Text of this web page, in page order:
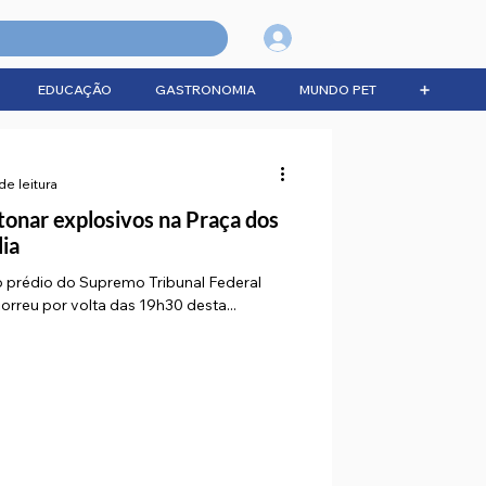
EDUCAÇÃO GASTRONOMIA MUNDO PET ➕
explosivos na Praça dos
do Supremo Tribunal Federal
por volta das 19h30 desta...
leitura